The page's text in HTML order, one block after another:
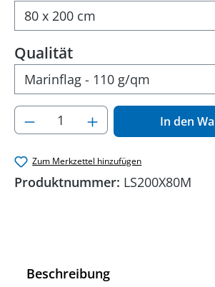
Qualitätauswählen
Produkt Anzahl: Gib den
In den
Zum Merkzettel hinzufügen
Produktnummer: LS200X80M
Beschreibung